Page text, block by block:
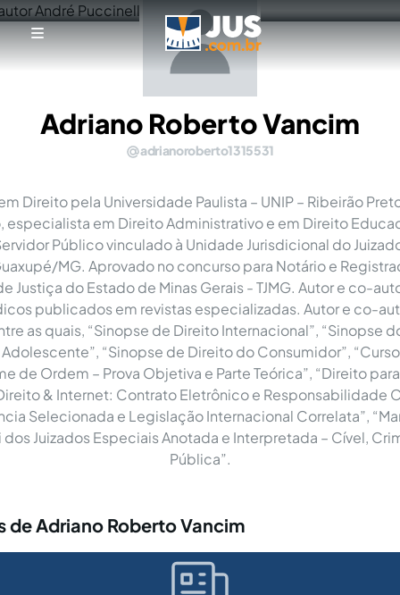
Adriano Roberto Vancim
adrianoroberto1315531
Direito pela Universidade Paulista – UNIP – Ribeirão
especialista em Direito Administrativo e em Direito
Público vinculado à Unidade Jurisdicional do
MG. Aprovado no concurso para Notário e
Justiça do Estado de Minas Gerais - TJMG. Autor e co-
publicados em revistas especializadas. Autor e co-
as quais, “Sinopse de Direito Internacional”, “Sinopse
“Sinopse de Direito do Consumidor”,
de Ordem – Prova Objetiva e Parte Teórica”, “Direito
& Internet: Contrato Eletrônico e Responsabilidade
Selecionada e Legislação Internacional Correlata”,
dos Juizados Especiais Anotada e Interpretada – Cível,
Pública”.
de Adriano Roberto Vancim